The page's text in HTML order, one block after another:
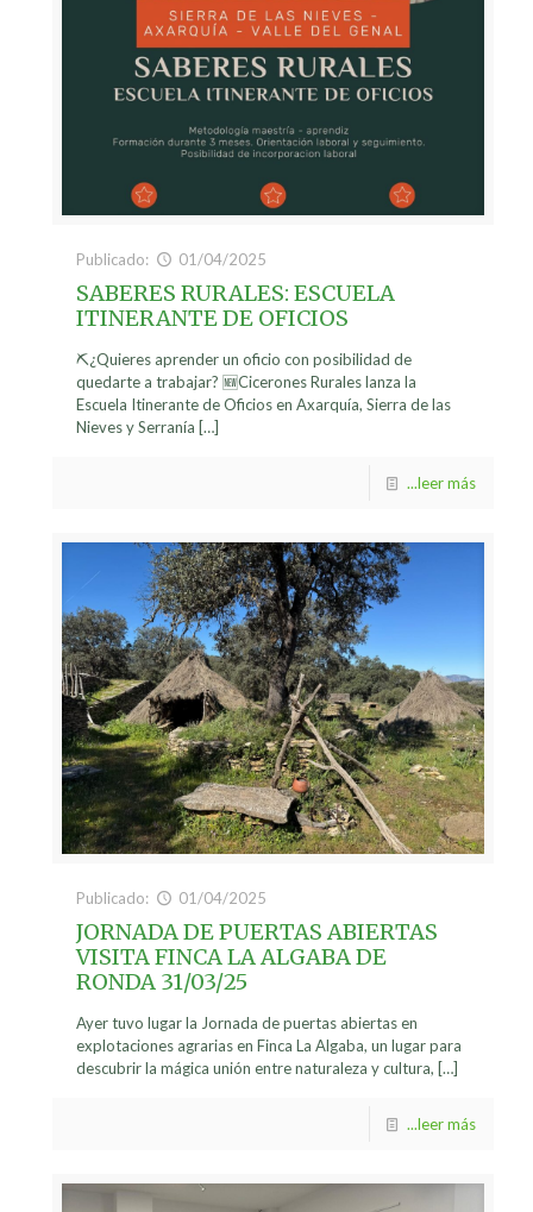
Publicado: 01/04/2025
SABERES RURALES: ESCUELA
ITINERANTE DE OFICIOS
⛏¿Quieres aprender un oficio con posibilidad de
quedarte a trabajar? 🆕Cicerones Rurales lanza la
Escuela Itinerante de Oficios en Axarquía, Sierra de las
Nieves y Serranía […]
...leer más
Publicado: 01/04/2025
JORNADA DE PUERTAS ABIERTAS
VISITA FINCA LA ALGABA DE
RONDA 31/03/25
Ayer tuvo lugar la Jornada de puertas abiertas en
explotaciones agrarias en Finca La Algaba, un lugar para
descubrir la mágica unión entre naturaleza y cultura, […]
...leer más